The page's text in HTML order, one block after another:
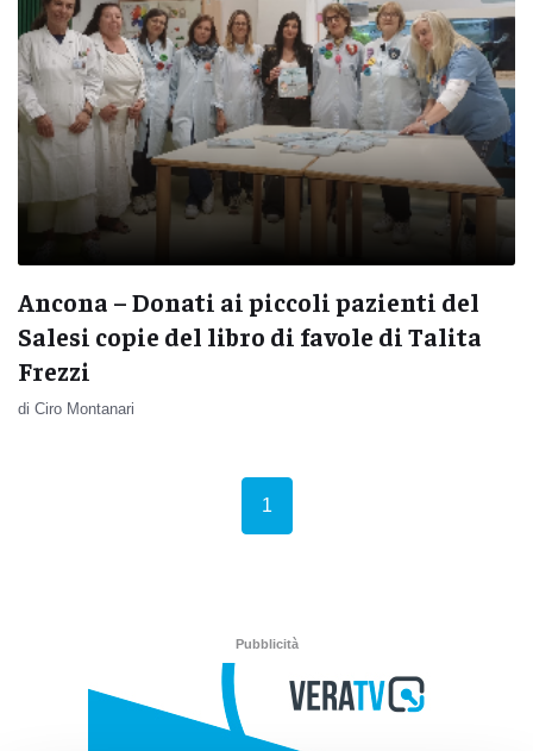
Ancona – Donati ai piccoli pazienti del
Salesi copie del libro di favole di Talita
Frezzi
di Ciro Montanari
1
Pubblicità